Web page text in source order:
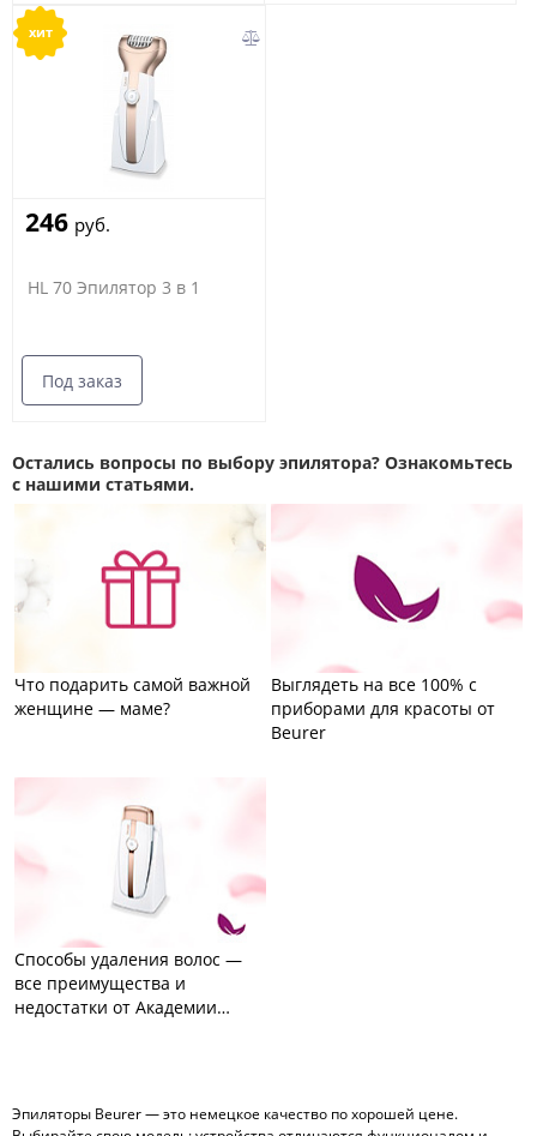
хит
246 руб.
HL 70 Эпилятор 3 в 1
Под заказ
Остались вопросы по выбору эпилятора? Ознакомьтесь
с нашими статьями.
Что подарить самой важной
женщине — маме?
Выглядеть на все 100% с
приборами для красоты от
Beurer
Способы удаления волос —
все преимущества и
недостатки от Академии
Эпиляторы Beurer — это немецкое качество по хорошей цене.